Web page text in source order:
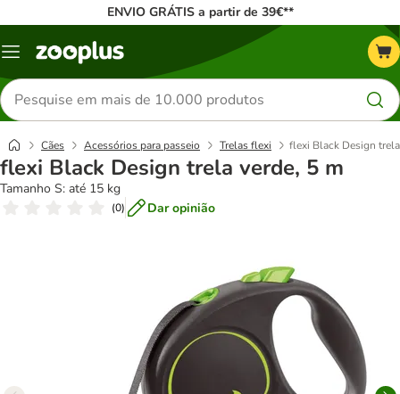
ENVIO GRÁTIS a partir de 39€**
Menu
Pesquisar
produtos
Cães Acessórios para passeio Trelas flexi flexi Black Design
flexi Black Design trela verde, 5 m
Tamanho S: até 15 kg
(0) Dar opinião